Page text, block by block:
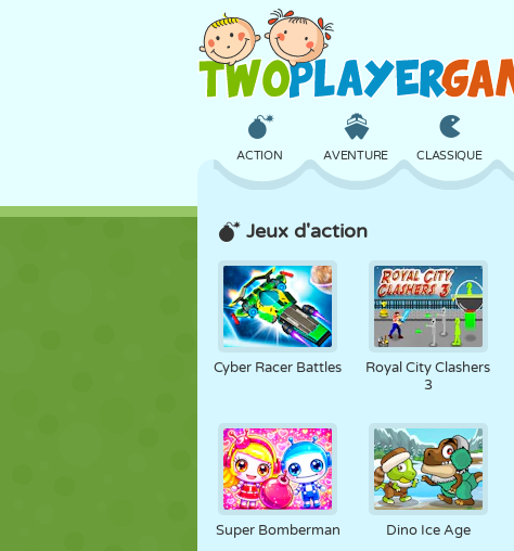
ACTION AVENTURE CLASSIQUE
CHÂTEAU ÉCHECS CRAZY
FILLES SAUT
MARIONNETTES PUZZLE RÉACTION
Jeux d'action
Cyber Racer Battles
Royal City Clashers
3
Super Bomberman Dino Ice Age